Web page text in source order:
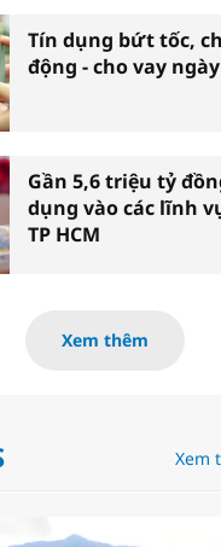
Tín dụng bứt tốc,
động - cho vay
Gần 5,6 triệu tỷ
dụng vào các lĩnh
TP HCM
Xem thêm
Xem